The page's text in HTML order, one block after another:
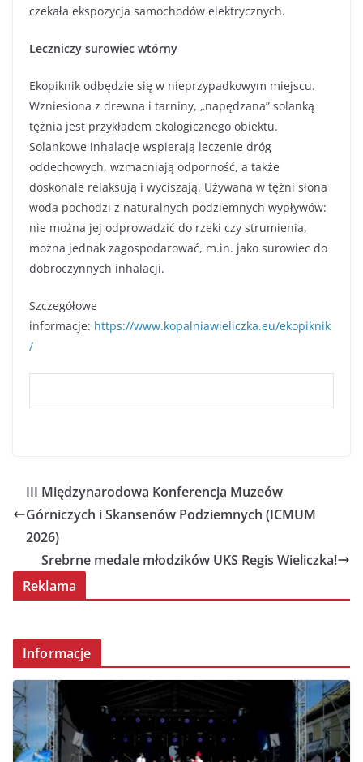
czekała ekspozycja samochodów elektrycznych.
Leczniczy surowiec wtórny
Ekopiknik odbędzie się w nieprzypadkowym miejscu.
Wzniesiona z drewna i tarniny, „napędzana” solanką
tężnia jest przykładem ekologicznego obiektu.
Solankowe inhalacje wspierają leczenie dróg
oddechowych, wzmacniają odporność, a także
doskonale relaksują i wyciszają. Używana w tężni słona
woda pochodzi z naturalnych podziemnych wypływów:
nie można jej odprowadzić do rzeki czy strumienia,
można jednak zagospodarować, m.in. jako surowiec do
dobroczynnych inhalacji.
Szczegółowe
informacje: https://www.kopalniawieliczka.eu/ekopiknik
/
III Międzynarodowa Konferencja Muzeów
Górniczych i Skansenów Podziemnych (ICMUM
2026)
Srebrne medale młodzików UKS Regis Wieliczka!
Reklama
Informacje